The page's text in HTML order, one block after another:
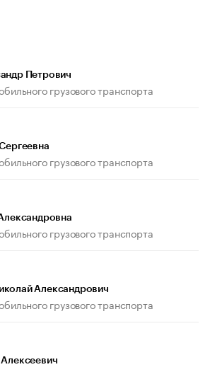
Петрович
грузового транспорта
грузового транспорта
грузового транспорта
Александрович
грузового транспорта